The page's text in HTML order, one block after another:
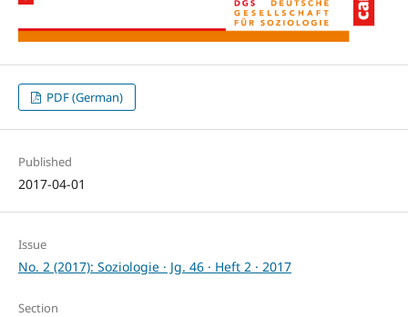
PDF (German)
Published
2017-04-01
Issue
No. 2 (2017): Soziologie · Jg. 46 · Heft 2 · 2017
Section